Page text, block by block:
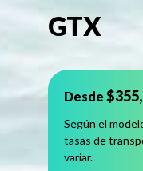
GTX
Desde
Según el
tasas de
variar.